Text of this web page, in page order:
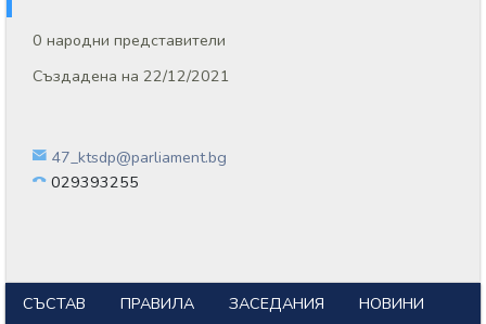
0 народни представители
Създадена на 22/12/2021
47_ktsdp@parliament.bg
029393255
СЪСТАВ ПРАВИЛА ЗАСЕДАНИЯ
НОВИНИ